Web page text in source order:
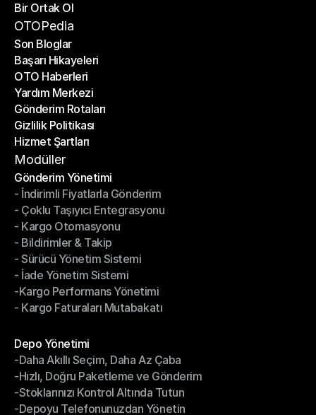
Gönderim API'si
Bir Ortak Ol
Bir Ortak Ol
OTOPedia
Son Bloglar
Son Bloglar
Başarı Hikayeleri
Başarı Hikayeleri
OTO Haberleri
OTO Haberleri
Yardım Merkezi
Yardım Merkezi
Gönderim Rotaları
Gönderim Rotaları
Gizlilik Politikası
Gizlilik Politikası
Hizmet Şartları
Hizmet Şartları
Modüller
Gönderim Yönetimi
Gönderim Yönetimi
- İndirimli Fiyatlarla Gönderim
- İndirimli Fiyatlarla Gönderim
- Çoklu Taşıyıcı Entegrasyonu
- Çoklu Taşıyıcı Entegrasyonu
- Kargo Otomasyonu
- Kargo Otomasyonu
- Bildirimler & Takip
- Bildirimler & Takip
- Sürücü Yönetim Sistemi
- Sürücü Yönetim Sistemi
- İade Yönetim Sistemi
- İade Yönetim Sistemi
-Kargo Performans Yönetimi
-Kargo Performans Yönetimi
- Kargo Faturaları Mutabakatı
Depo Yönetimi
Depo Yönetimi
-Daha Akıllı Seçim, Daha Az Çaba
-Daha Akıllı Seçim, Daha Az Çaba
-Hızlı, Doğru Paketleme ve Gönderim
-Hızlı, Doğru Paketleme ve Gönderim
-Stoklarınızı Kontrol Altında Tutun
-Stoklarınızı Kontrol Altında Tutun
-Depoyu Telefonunuzdan Yönetin